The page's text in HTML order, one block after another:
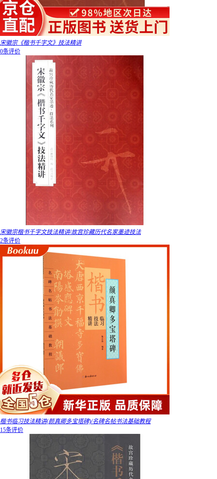
宋徽宗《楷书千字文》技法精讲
0条评价
宋徽宗楷书千字文技法精讲/故宫珍藏历代名家墨迹技法
2条评价
楷书临习技法精讲(颜真卿多宝塔碑)/名碑名帖书法基础教程
15条评价